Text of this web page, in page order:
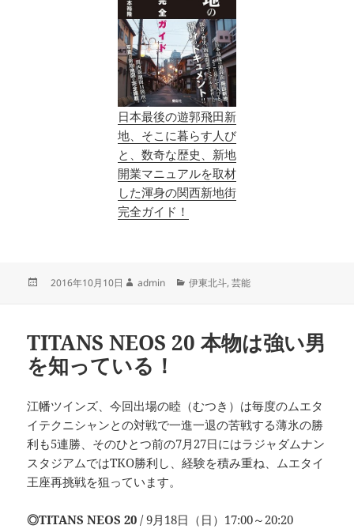
日本最後の遊郭飛田新
地、そこに暮らす人び
と、数奇な歴史、新地
開業マニュアルを取材
した渾身の関西新地街
完全ガイド！
2016年10月10日
作
admin
カ
ー
伊東北斗,芸能
TITANS NEOS 20 本物は強い男
を知っている！
江幡ツインズ、今回出場の睦（むつき）は毎度のムエタ
イテクニシャンとの対戦で一進一退の苦戦する薄氷の勝
利も5連勝、そのひとつ前の7月27日にはラジャダムナン
スタジアムではTKO勝利し、経験を積み重ね、ムエタイ
王座再挑戦を狙っています。
◎TITANS NEOS 20/ 9月18日（日）17:00～20:20